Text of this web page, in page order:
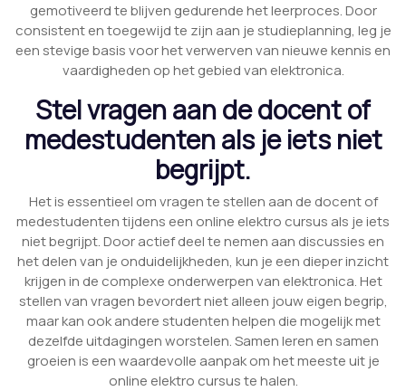
gemotiveerd te blijven gedurende het leerproces. Door
consistent en toegewijd te zijn aan je studieplanning, leg je
een stevige basis voor het verwerven van nieuwe kennis en
vaardigheden op het gebied van elektronica.
Stel vragen aan de docent of
medestudenten als je iets niet
begrijpt.
Het is essentieel om vragen te stellen aan de docent of
medestudenten tijdens een online elektro cursus als je iets
niet begrijpt. Door actief deel te nemen aan discussies en
het delen van je onduidelijkheden, kun je een dieper inzicht
krijgen in de complexe onderwerpen van elektronica. Het
stellen van vragen bevordert niet alleen jouw eigen begrip,
maar kan ook andere studenten helpen die mogelijk met
dezelfde uitdagingen worstelen. Samen leren en samen
groeien is een waardevolle aanpak om het meeste uit je
online elektro cursus te halen.